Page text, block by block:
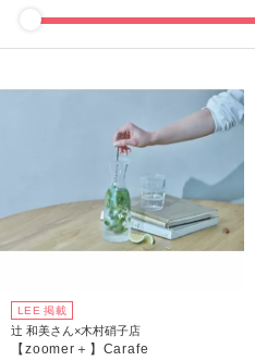
LEE 掲載
辻 和美さん×木村硝子店
【zoomer＋】Carafe